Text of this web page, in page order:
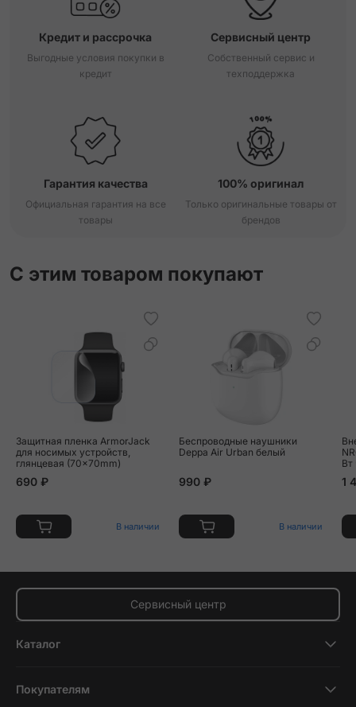
Кредит и рассрочка
Выгодные условия покупки в
кредит
Сервисный центр
Собственный сервис и
техподдержка
Гарантия качества
Официальная гарантия на все
товары
100% оригинал
Только оригинальные товары от
брендов
С этим товаром покупают
Защитная пленка ArmorJack
для носимых устройств,
глянцевая (70x70mm)
690 ₽
В наличии
Беспроводные наушники
Deppa Air Urban белый
990 ₽
В наличии
Вт
1
Сервисный центр
Каталог
Планшеты
Покупателям